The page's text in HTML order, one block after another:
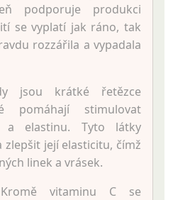
podporuje produkci
se vyplatí jak ráno, tak
rozzářila a vypadala
jsou krátké řetězce
pomáhají stimulovat
a elastinu. Tyto látky
její elasticitu, čímž
linek a vrásek.
vitaminu C se